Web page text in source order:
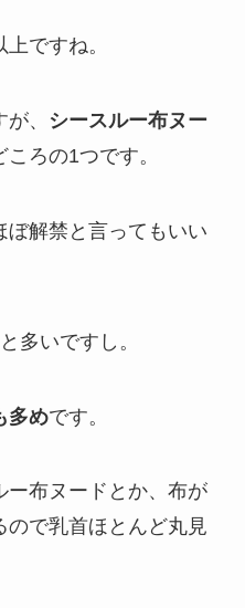
ですね。
、
シースルー布ヌー
ろの1つです。
解禁と言ってもいい
と多いですし。
多めです。
ー布ヌードとか、布が
で乳首ほとんど丸見